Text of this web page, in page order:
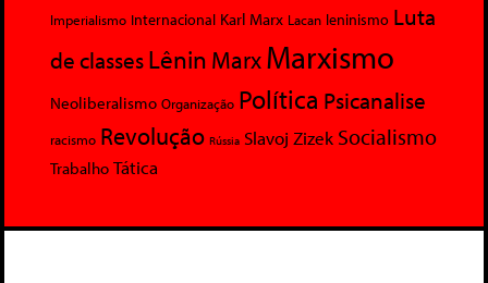
Imperialismo Internacional Karl Marx Lacan leninismo Luta
de classesLênin MarxMarxismo
Neoliberalismo Organização Política Psicanalise
racismo Revolução Rússia Slavoj Zizek Socialismo
Trabalho Tática